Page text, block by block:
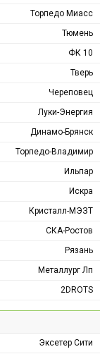
Торпедо Миасс
Тюмень
ФК 10
Тверь
Череповец
Луки-Энергия
Динамо-Брянск
Торпедо-Владимир
Ильпар
Искра
Кристалл-МЭЗТ
СКА-Ростов
Рязань
Металлург Лп
2DROTS
Эксетер Сити